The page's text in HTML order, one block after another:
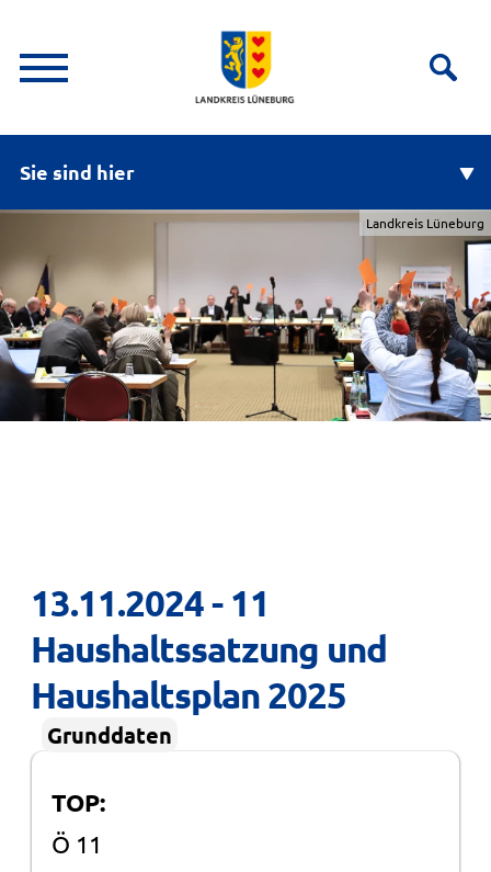
Sie sind hier
Landkreis Lüneburg
13.11.2024 - 11
Haushaltssatzung und
Haushaltsplan 2025
Grunddaten
TOP:
Ö 11